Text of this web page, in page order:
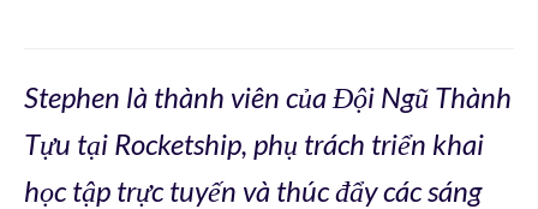
Stephen là thành viên của Đội Ngũ Thành
Tựu tại Rocketship, phụ trách triển khai
học tập trực tuyến và thúc đẩy các sáng